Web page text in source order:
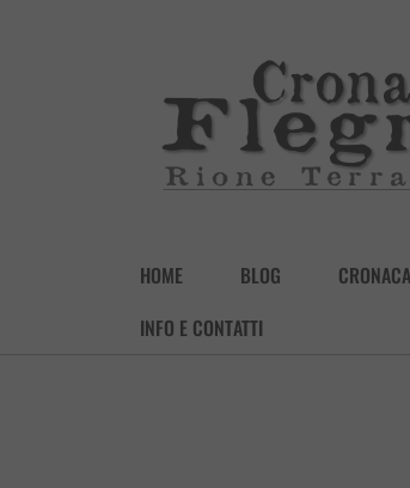
HOME BLOG CRONACA
INFO E CONTATTI